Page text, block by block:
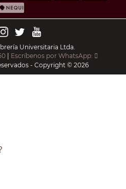
Universitaria Ltda.
Escríbenos por WhatsApp:
- Copyright © 2026